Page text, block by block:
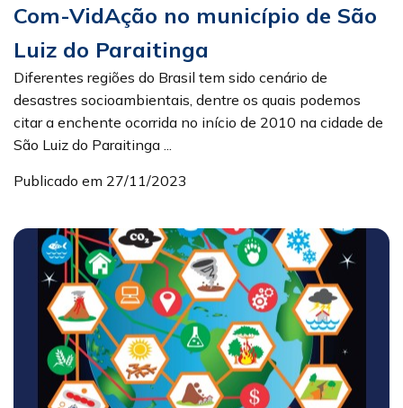
Com-VidAção no município de São
Luiz do Paraitinga
Diferentes regiões do Brasil tem sido cenário de
desastres socioambientais, dentre os quais podemos
citar a enchente ocorrida no início de 2010 na cidade de
São Luiz do Paraitinga ...
Publicado em 27/11/2023